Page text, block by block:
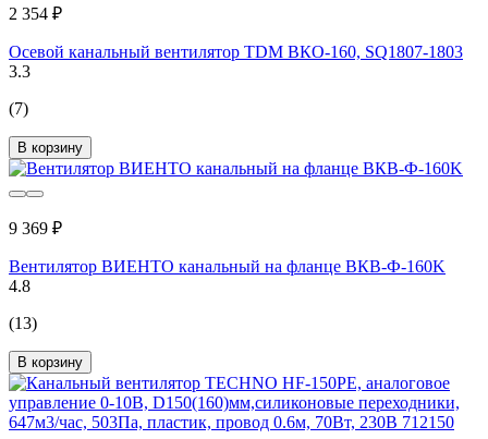
2 354 ₽
Осевой канальный вентилятор TDM ВКО-160, SQ1807-1803
3.3
(7)
В корзину
9 369 ₽
Вентилятор ВИЕНТО канальный на фланце ВКВ-Ф-160K
4.8
(13)
В корзину